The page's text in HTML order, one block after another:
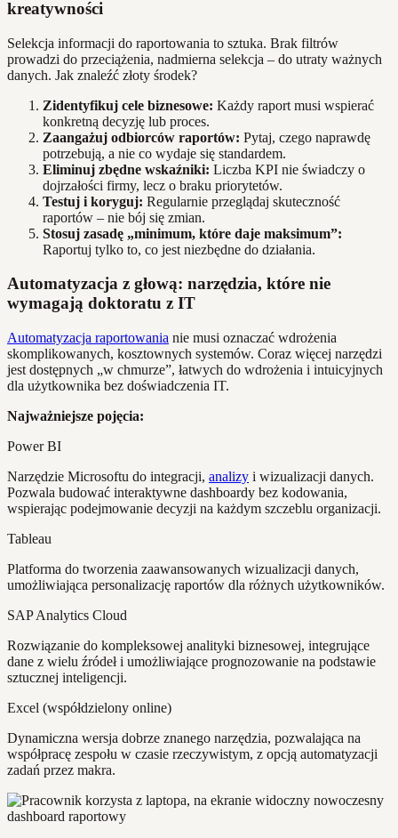
kreatywności
Selekcja informacji do raportowania to sztuka. Brak filtrów
prowadzi do przeciążenia, nadmierna selekcja – do utraty ważnych
danych. Jak znaleźć złoty środek?
Zidentyfikuj cele biznesowe: Każdy raport musi wspierać
konkretną decyzję lub proces.
Zaangażuj odbiorców raportów: Pytaj, czego naprawdę
potrzebują, a nie co wydaje się standardem.
Eliminuj zbędne wskaźniki: Liczba KPI nie świadczy o
dojrzałości firmy, lecz o braku priorytetów.
Testuj i koryguj: Regularnie przeglądaj skuteczność
raportów – nie bój się zmian.
Stosuj zasadę „minimum, które daje maksimum”:
Raportuj tylko to, co jest niezbędne do działania.
Automatyzacja z głową: narzędzia, które nie
wymagają doktoratu z IT
Automatyzacja raportowania nie musi oznaczać wdrożenia
skomplikowanych, kosztownych systemów. Coraz więcej narzędzi
jest dostępnych „w chmurze”, łatwych do wdrożenia i intuicyjnych
dla użytkownika bez doświadczenia IT.
Najważniejsze pojęcia:
Power BI
Narzędzie Microsoftu do integracji, analizy i wizualizacji danych.
Pozwala budować interaktywne dashboardy bez kodowania,
wspierając podejmowanie decyzji na każdym szczeblu organizacji.
Tableau
Platforma do tworzenia zaawansowanych wizualizacji danych,
umożliwiająca personalizację raportów dla różnych użytkowników.
SAP Analytics Cloud
Rozwiązanie do kompleksowej analityki biznesowej, integrujące
dane z wielu źródeł i umożliwiające prognozowanie na podstawie
sztucznej inteligencji.
Excel (współdzielony online)
Dynamiczna wersja dobrze znanego narzędzia, pozwalająca na
współpracę zespołu w czasie rzeczywistym, z opcją automatyzacji
zadań przez makra.